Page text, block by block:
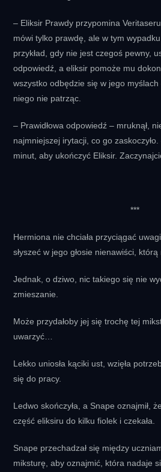
– Eliksir Prawdy przypomina
mówi tylko prawdę, ale w tym
przykład, gdy nie jest czegoś pewny,
odpowiedź, a eliksir pomoże mu
wszystko odbędzie się w jego myślach
niego nie patrząc.
– Prawidłowa odpowiedź – mruknął,
najmniejszej irytacji, co go
minut, aby ukończyć Eliksir.
***
Hermiona nie chciała przyciągać
słyszeć w jego głosie nienawiści, którą
Jednak, o dziwo, nic takiego się nie
zmieszanie.
Może przydałoby jej się trochę tej
uwarzyć…
Lekko uniosła kąciki ust, wzięła
się do pracy.
Ledwo skończyła, a Snape oznajmił,
część eliksiru do kilku fiolek i czekała.
Snape przechadzał się między
miksturę, aby oznajmić, która nadaje